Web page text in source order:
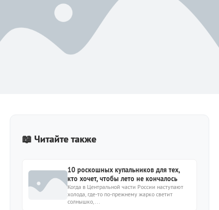
📖 Читайте также
10 роскошных купальников для тех,
кто хочет, чтобы лето не кончалось
Когда в Центральной части России наступают
холода, где-то по-прежнему жарко светит
солнышко,...